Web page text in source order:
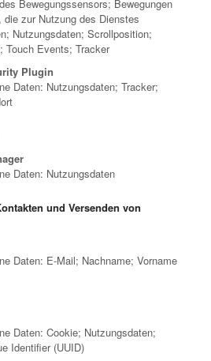
Bewegungssensors; Bewegungen
die zur Nutzung des Dienstes
Nutzungsdaten; Scrollposition;
Touch Events; Tracker
Plugin
Daten: Nutzungsdaten; Tracker;
Daten: Nutzungsdaten
und Versenden von
Daten: E-Mail; Nachname; Vorname
Daten: Cookie; Nutzungsdaten;
Identifier (UUID)